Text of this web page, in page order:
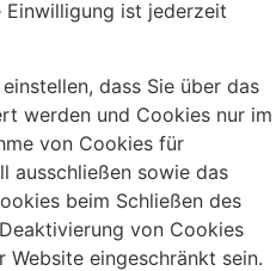
Einwilligung ist jederzeit
dass Sie über das
werden und Cookies nur im
von Cookies für
ausschließen sowie das
beim Schließen des
von Cookies
eingeschränkt sein.